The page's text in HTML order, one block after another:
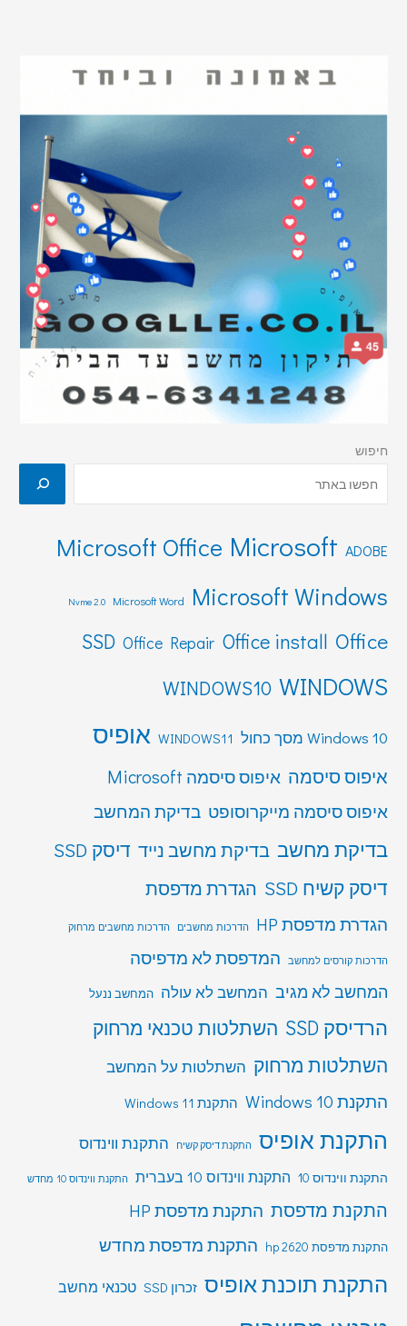
חיפוש
ADOBE
Microsoft
Microsoft Office
Microsoft Windows
Microsoft Word
Nvme 2.0
Office
Office install
Office Repair
SSD
WINDOWS
WINDOWS10
Windows 10 מסך כחול WINDOWS11 אופיס
איפוס סיסמה איפוס סיסמה Microsoft
איפוס סיסמה מייקרוסופט בדיקת המחשב
בדיקת מחשב בדיקת מחשב נייד דיסק SSD
דיסק קשיח SSD
הגדרת מדפסת
הגדרת מדפסת HP הדרכות מחשבים הדרכות מחשבים מרחוק
הדרכות קורסים למחשב המדפסת לא מדפיסה
המחשב לא מגיב המחשב לא עולה המחשב ננעל
הרדיסק SSD
השתלטות טכנאי מרחוק
השתלטות מרחוק השתלטות על המחשב
התקנת Windows 10 התקנת Windows 11
התקנת אופיס התקנת דיסק קשיח התקנת ווינדוס
התקנת ווינדוס 10 התקנת ווינדוס 10 בעברית התקנת ווינדוס 10 מחדש
התקנת מדפסת התקנת מדפסת HP
התקנת מדפסת hp 2620 התקנת מדפסת מחדש
התקנת תוכנת אופיס זכרון SSD טכנאי מחשב